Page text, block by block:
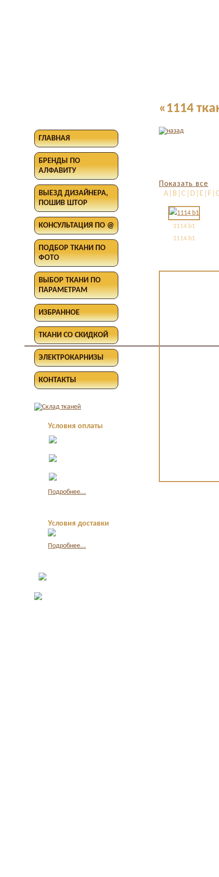
ГЛАВНАЯ
БРЕНДЫ ПО
АЛФАВИТУ
ВЫЕЗД ДИЗАЙНЕРА,
ПОШИВ ШТОР
КОНСУЛЬТАЦИЯ ПО @
ПОДБОР ТКАНИ ПО
ФОТО
ВЫБОР ТКАНИ ПО
ПАРАМЕТРАМ
ИЗБРАННОЕ
ТКАНИ СО СКИДКОЙ
ЭЛЕКТРОКАРНИЗЫ
КОНТАКТЫ
Условия оплаты
Подробнее...
Условия доставки
Подробнее...
«1114
Показать все
1114 b1
1114 b1